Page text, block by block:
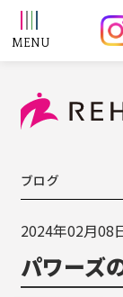
ブログ
2024年02月08
パワーズ